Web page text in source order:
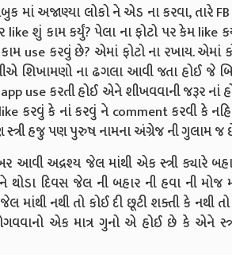
માં અજાણ્યા લોકો ને એડ ના કરવા, તારે
like શું કામ કર્યું? પેલા ના ફોટો પર કેમ
use કરવું છે? એમાં ફોટો ના રખાય. એમાં
શિખામણો ના ઢગલા આવી જતા હોઈ જે
use કરતી હોઈ એને શીખવવાની જરૂર નાં
કરવું કે નાં કરવું ને comment કરવી કે
હજુ પણ પુરુષ નામના અંગ્રેજ ની ગુલામ જ
આવી અદ્રશ્ય જેલ માંથી એક સ્ત્રી ક્યારે
દિવસ જેલ ની બહાર ની હવા ની
માંથી નથી તો કોઈ દી છૂટી શક્તી કે
એક માત્ર ગુનો એ હોઈ છે કે એને